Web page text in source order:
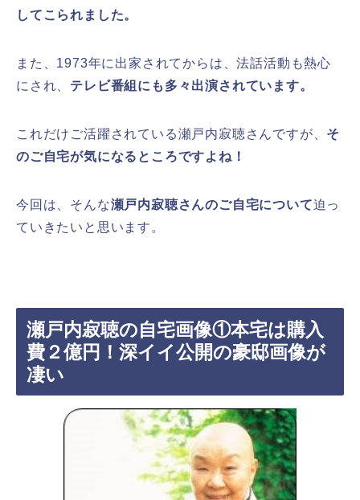
してこられました。
また、1973年に出家されてからは、法話活動も熱心
にされ、 テレビ番組にも多々出演されています。
これだけご活躍されている瀬戸内寂聴さんですが、 そ
のご自宅が気になるところですよね！
今回は、そんな瀬戸内寂聴さんのご自宅について迫っ
ていきたいと思います。
瀬戸内寂聴の自宅画像①本宅は購入
費２億円！深イイ公開の豪邸画像が
凄い